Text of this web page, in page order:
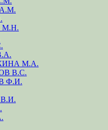
М.Н.
М.А.
В.С.
Ф.И.